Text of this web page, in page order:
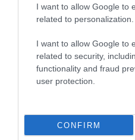
I want to allow Google to
related to personalization.
I want to allow Google to
related to security,
functionality and fraud
user protection.
CONFIRM